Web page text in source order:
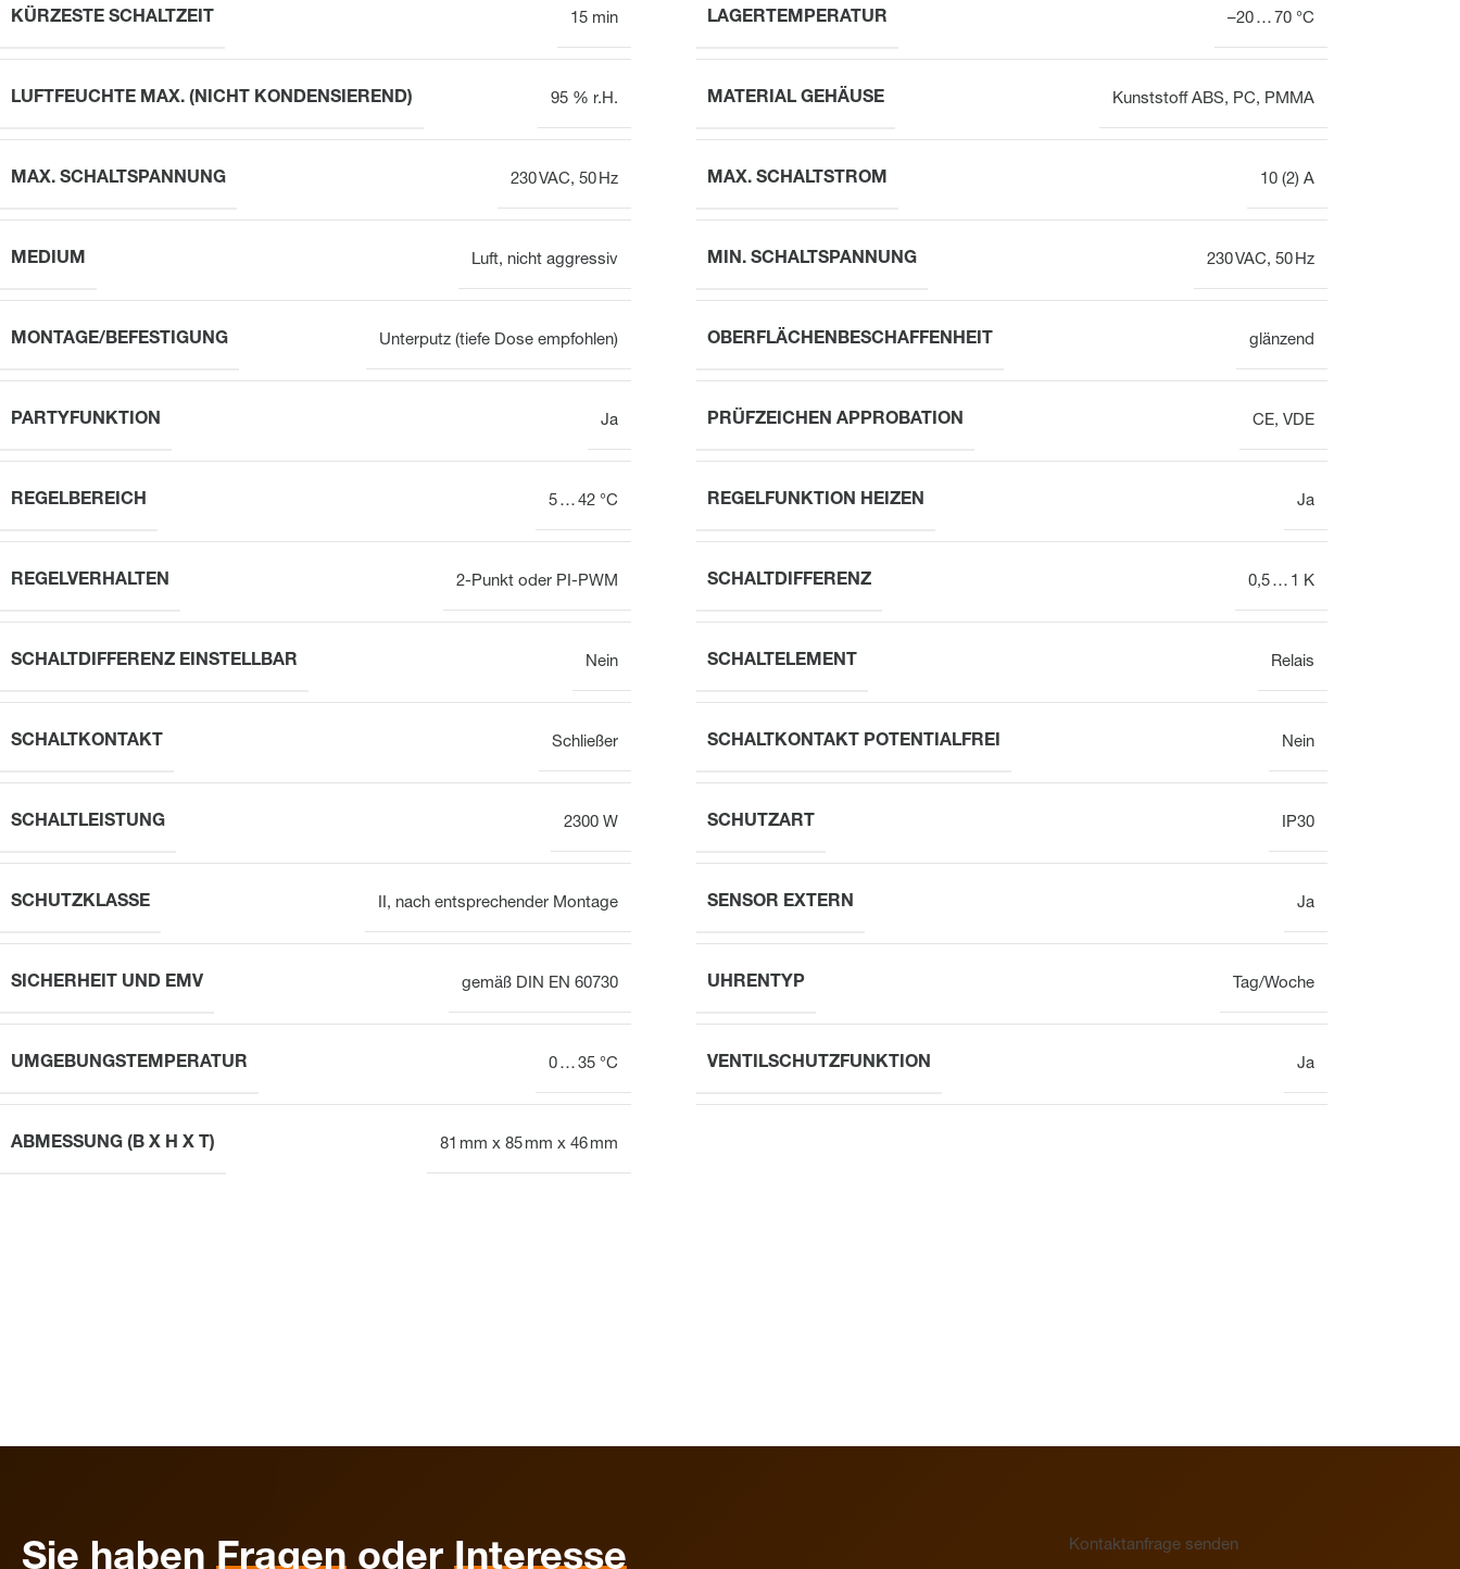
KÜRZESTE SCHALTZEIT 15 min LAGERTEMPERATUR –20 … 70 °C
LUFTFEUCHTE MAX. (NICHT KONDENSIEREND) 95 % r.H. MATERIAL GEHÄUSE Kunststoff ABS, PC, PMMA
MAX. SCHALTSPANNUNG 230 VAC, 50 Hz MAX. SCHALTSTROM 10 (2) A
MEDIUM Luft, nicht aggressiv MIN. SCHALTSPANNUNG 230 VAC, 50 Hz
MONTAGE/BEFESTIGUNG Unterputz (tiefe Dose empfohlen) OBERFLÄCHENBESCHAFFENHEIT glänzend
PARTYFUNKTION Ja PRÜFZEICHEN APPROBATION CE, VDE
REGELBEREICH 5 … 42 °C REGELFUNKTION HEIZEN Ja
REGELVERHALTEN 2-Punkt oder PI-PWM SCHALTDIFFERENZ 0,5 … 1 K
SCHALTDIFFERENZ EINSTELLBAR Nein SCHALTELEMENT Relais
SCHALTKONTAKT Schließer SCHALTKONTAKT POTENTIALFREI Nein
SCHALTLEISTUNG 2300 W SCHUTZART IP30
SCHUTZKLASSE II, nach entsprechender Montage SENSOR EXTERN Ja
SICHERHEIT UND EMV gemäß DIN EN 60730 UHRENTYP Tag/Woche
UMGEBUNGSTEMPERATUR 0 … 35 °C VENTILSCHUTZFUNKTION Ja
ABMESSUNG (B X H X T) 81 mm x 85 mm x 46 mm
Sie haben Fragen oder Interesse Kontaktanfrage senden